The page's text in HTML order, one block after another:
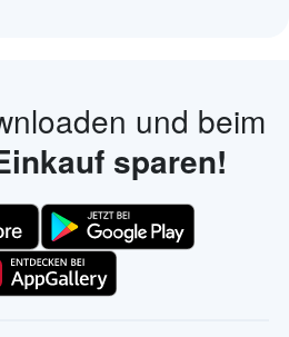
und beim
sparen!